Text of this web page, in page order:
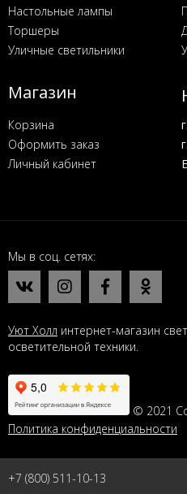
Настольные лампы
Торшеры
Уличные светильники
Магазин
Корзина
Оформить заказ
Личный кабинет
Мы в соц. сетях
Уют Холл интернет-магазин
осветительной техники.
© 2021
Политика конфиденциальности
+7 (800) 511-10-13